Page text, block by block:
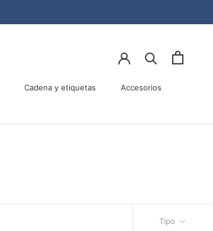
Cadena y etiquetas Accesorios
Tipo